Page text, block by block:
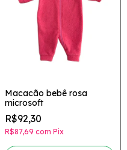
Macacão bebê rosa
microsoft
R$92,30
R$87,69 com Pix